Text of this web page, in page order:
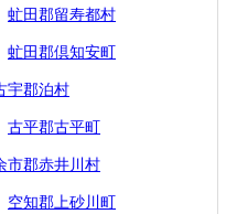
虻田郡留寿都村
虻田郡倶知安町
宇郡泊村
古平郡古平町
市郡赤井川村
空知郡上砂川町